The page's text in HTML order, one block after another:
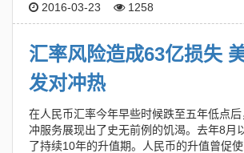
2016-03-23
1258
汇率风险造成63亿损失
发对冲热
在人民币汇率今年早些时候跌至五年低点
冲服务展现出了史无前例的饥渴。去年8月
了持续10年的升值期。人民币的升值曾促